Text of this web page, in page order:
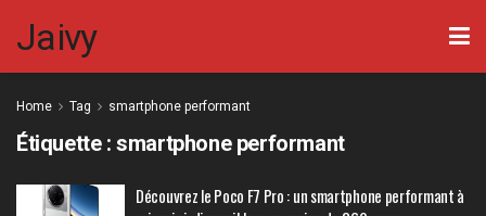
Jaivy
Home Tag smartphone performant
Étiquette :smartphone performant
Découvrez le Poco F7 Pro : un smartphone performant à